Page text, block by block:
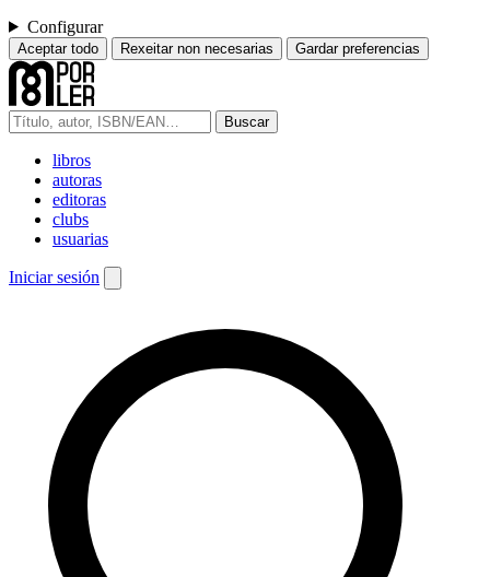
Configurar
Aceptar todo Rexeitar non necesarias Gardar preferencias
Buscar
libros
autoras
editoras
clubs
usuarias
Iniciar sesión